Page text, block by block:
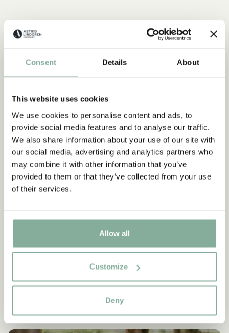
Consent Details About
This website uses cookies
We use cookies to personalise content and ads, to
provide social media features and to analyse our traffic.
We also share information about your use of our site with
our social media, advertising and analytics partners who
may combine it with other information that you’ve
provided to them or that they’ve collected from your use
of their services.
Allow all
Customize
Deny
Upptäck mer från Emil i Lönneberga
Upptäck mer Inredning
BRICKOR